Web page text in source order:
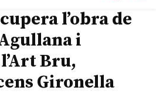
l’obra de
i
Bru,
Gironella